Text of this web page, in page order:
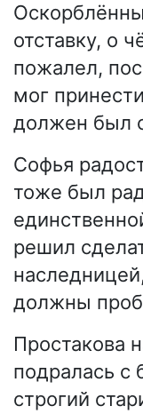
отставку, о
пожалел,
мог
должен был
Софья
тоже был
решил
должны
Простакова
подралась с
строгий